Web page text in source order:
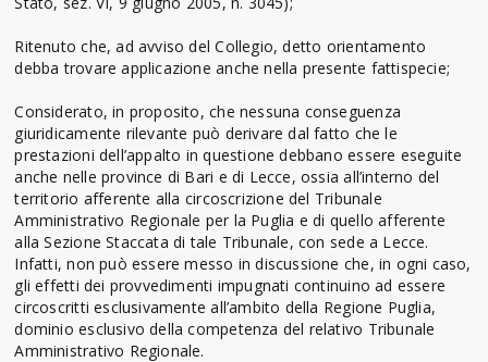
Ritenuto che, ad avviso del Collegio, detto orientamento
debba trovare applicazione anche nella presente fattispecie;
Considerato, in proposito, che nessuna conseguenza
giuridicamente rilevante può derivare dal fatto che le
prestazioni dell’appalto in questione debbano essere eseguite
anche nelle province di Bari e di Lecce, ossia all’interno del
territorio afferente alla circoscrizione del Tribunale
Amministrativo Regionale per la Puglia e di quello afferente
alla Sezione Staccata di tale Tribunale, con sede a Lecce.
Infatti, non può essere messo in discussione che, in ogni caso,
gli effetti dei provvedimenti impugnati continuino ad essere
circoscritti esclusivamente all’ambito della Regione Puglia,
dominio esclusivo della competenza del relativo Tribunale
Amministrativo Regionale.